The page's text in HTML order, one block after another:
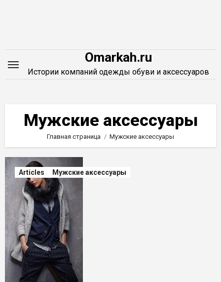
Omarkah.ru
Истории компаний одежды обуви и аксессуаров
Мужские аксессуары
Главная страница Мужские аксессуары
Articles Мужские аксессуары